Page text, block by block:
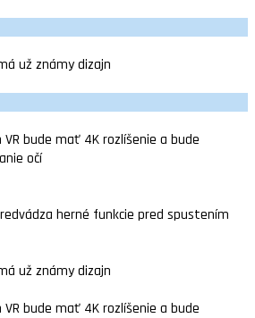
už známy dizajn
bude mať 4K rozlíšenie a bude
očí
herné funkcie pred spustením
už známy dizajn
bude mať 4K rozlíšenie a bude